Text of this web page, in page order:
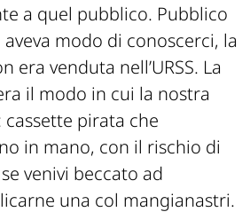
a quel pubblico. Pubblico
modo di conoscerci, la
era venduta nell’URSS. La
il modo in cui la nostra
pirata che
in mano, con il rischio di
venivi beccato ad
una col mangianastri.